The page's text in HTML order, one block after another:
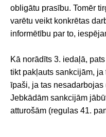
obligātu prasību. Tomēr
varētu veikt konkrētas
informētību par to,
Kā norādīts 3. iedaļā,
tikt pakļauts sankcijām,
īpaši, ja tas nesadarbojas
Jebkādām sankcijām
atturošām (regulas 41.